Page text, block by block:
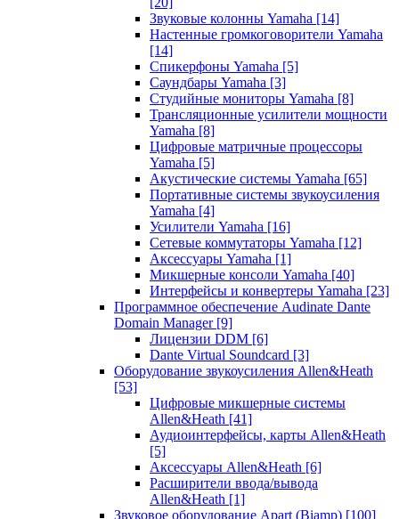
Звуковые колонны Yamaha [14]
Настенные громкоговорители Yamaha
[14]
Спикерфоны Yamaha [5]
Саундбары Yamaha [3]
Студийные мониторы Yamaha [8]
Трансляционные усилители мощности
Yamaha [8]
Цифровые матричные процессоры
Yamaha [5]
Акустические системы Yamaha [65]
Портативные системы звукоусиления
Yamaha [4]
Усилители Yamaha [16]
Сетевые коммутаторы Yamaha [12]
Аксессуары Yamaha [1]
Микшерные консоли Yamaha [40]
Интерфейсы и конвертеры Yamaha [23]
Программное обеспечение Audinate Dante
Domain Manager [9]
Лицензии DDM [6]
Dante Virtual Soundcard [3]
Оборудование звукоусиления Allen&Heath
[53]
Цифровые микшерные системы
Allen&Heath [41]
Аудиоинтерфейсы, карты Allen&Heath
[5]
Аксессуары Allen&Heath [6]
Расширители ввода/вывода
Allen&Heath [1]
Звуковое оборудование Apart (Biamp) [100]